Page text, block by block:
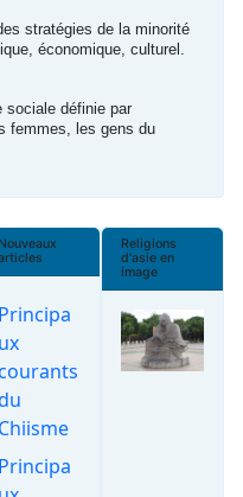
stratégies de la minorité
économique, culturel.
sociale définie par
femmes, les gens du
Nouveaux
Principa
ux
Chiisme
Principa
Religions
d'asie en
image